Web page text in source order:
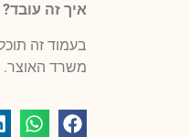
איך זה עובד?
בעמוד זה
משרד האוצר.